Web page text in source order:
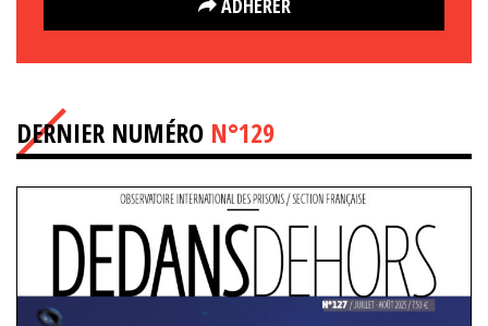
DERNIER NUMÉRO N°129